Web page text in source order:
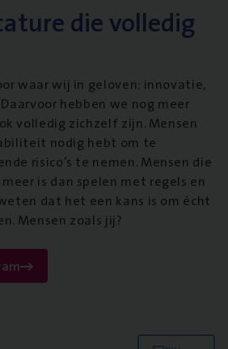
die volledig
waar wij in geloven: innovatie,
hebben we nog meer
volledig zichzelf zijn. Mensen
nodig hebt om te
risico’s te nemen. Mensen die
is dan spelen met regels en
dat het een kans is om écht
Mensen zoals jij?